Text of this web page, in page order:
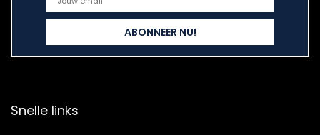
Snelle links